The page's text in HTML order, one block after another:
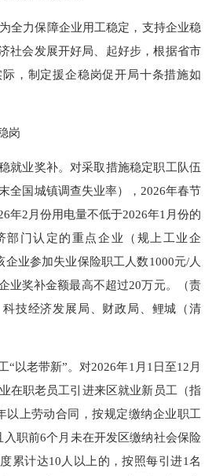
力保障企业用工稳定，支持企业稳
社会发展开好局、起好步，根据省市
，制定援企稳岗促开局十条措施如
岗
业奖补。对采取措施稳定职工队伍
全国城镇调查失业率），2026年春节
年2月份用电量不低于2026年1月份的
部门认定的重点企业（规上工业企
企业参加失业保险职工人数1000元/人
业奖补金额最高不超过20万元。（责
技经济发展局、财政局、鲤城（清
老带新”。对2026年1月1日至12月
在职老员工引进来区就业新员工（指
以上劳动合同，按规定缴纳企业职工
入职前6个月未在开发区缴纳社会保险
累计达10人以上的，按照每引进1名